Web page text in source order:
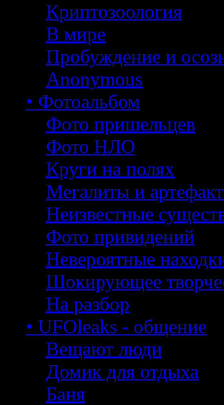
Криптозоология
В мире
Пробуждение и
Anonymous
• Фотоальбом
Фото пришельцев
Фото НЛО
Круги на полях
Мегалиты и
Неизвестные
Фото привидений
Невероятные
Шокирующее
На разбор
• UFOleaks - общение
Вещают люди
Домик для отдыха
Баня